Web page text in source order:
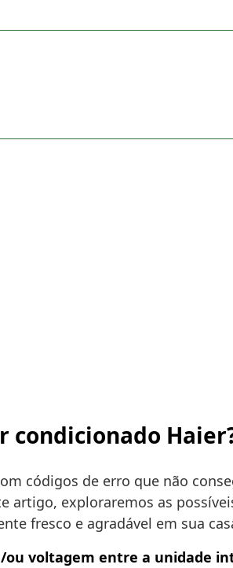
condicionado
códigos de erro que não
artigo, exploraremos as
fresco e agradável em sua
ou voltagem entre a unidade